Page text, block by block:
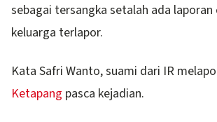
sebagai tersangka setalah ada laporan
keluarga terlapor.
Kata Safri Wanto, suami dari IR
Ketapang pasca kejadian.